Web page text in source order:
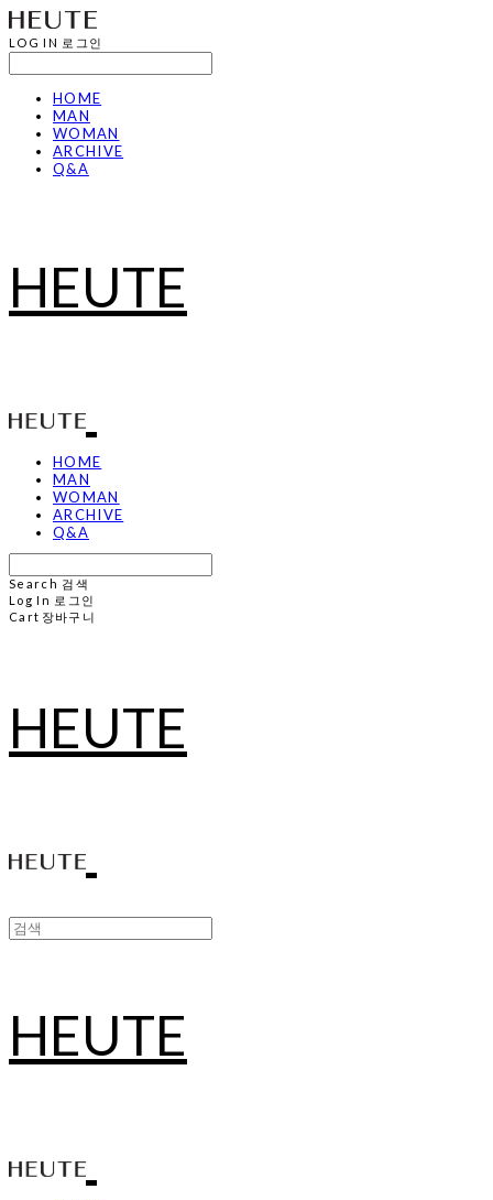
LOG IN 로그인
HOME
MAN
WOMAN
ARCHIVE
Q&A
HEUTE
HOME
MAN
WOMAN
ARCHIVE
Q&A
Search 검색
Log In 로그인
Cart 장바구니
HEUTE
HEUTE